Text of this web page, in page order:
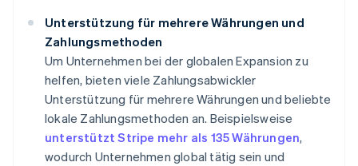
Unterstützung für mehrere Währungen und
Zahlungsmethoden
Um Unternehmen bei der globalen Expansion zu
helfen, bieten viele Zahlungsabwickler
Unterstützung für mehrere Währungen und beliebte
lokale Zahlungsmethoden an. Beispielsweise
unterstützt Stripe mehr als 135 Währungen,
wodurch Unternehmen global tätig sein und